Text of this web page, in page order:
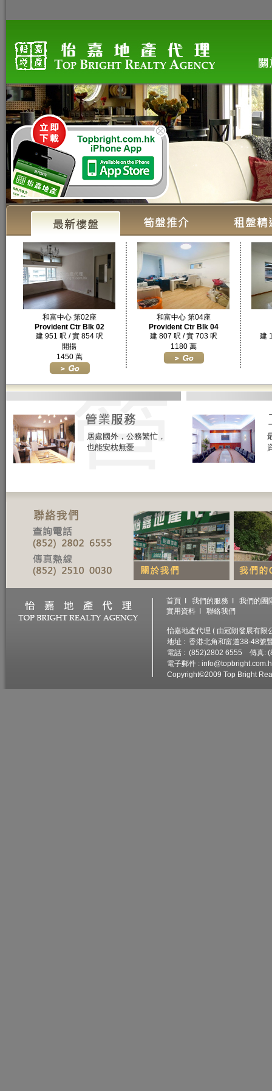
和富中心 第02座
Provident Ctr Blk 02
建 951 呎 / 實 854 呎
開揚
1450 萬
和富中心 第04座
Provident Ctr Blk 04
建 807 呎 / 實 703 呎
1180 萬
建
居處國外，公務繁忙，
也能安枕無憂
首頁 我們的服務
我們的團
實用資料
聯絡我們
怡嘉地產代理 ( 由冠朗發展有
地址 : 香港北角和富道38-48號
電話 : (852)2802 6555 傳真:
電子郵件 :
Copyright©2009 Top Bright